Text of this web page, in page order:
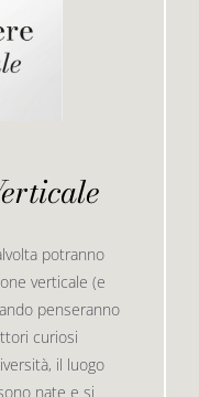
potranno
verticale (e
penseranno
curiosi
il luogo
nate e si